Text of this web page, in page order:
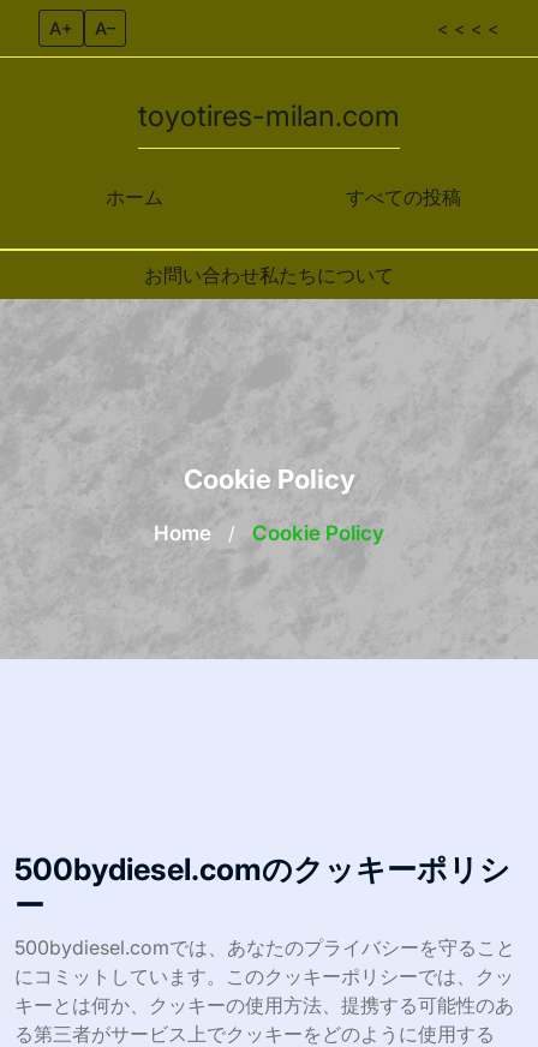
A+ A– < < < <
ホーム
toyotires-milan.com
すべての投稿
お問い合わせ私たちについて
Cookie Policy
Home / Cookie Policy
500bydiesel.comのクッキーポリシ
ー
500bydiesel.comでは、あなたのプライバシーを守ること
にコミットしています。このクッキーポリシーでは、クッ
キーとは何か、クッキーの使用方法、提携する可能性のあ
る第三者がサービス上でクッキーをどのように使用する